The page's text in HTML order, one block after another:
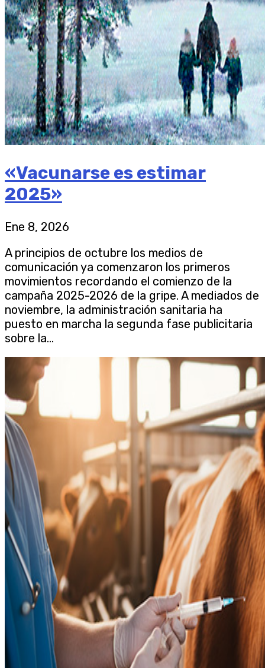
«Vacunarse es estimar
2025»
Ene 8, 2026
A principios de octubre los medios de
comunicación ya comenzaron los primeros
movimientos recordando el comienzo de la
campaña 2025-2026 de la gripe. A mediados de
noviembre, la administración sanitaria ha
puesto en marcha la segunda fase publicitaria
sobre la...